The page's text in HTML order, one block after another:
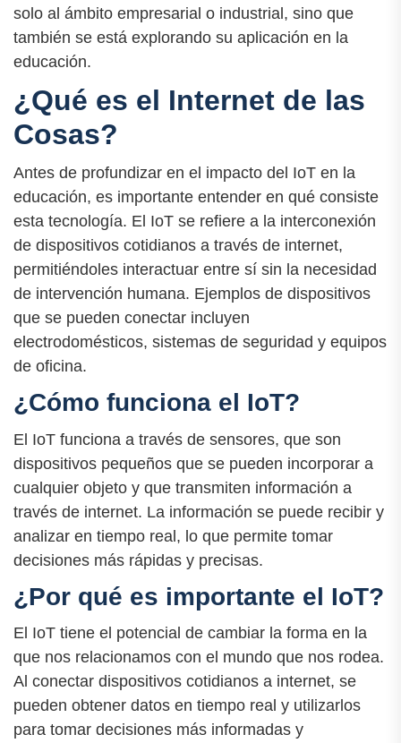
solo al ámbito empresarial o industrial, sino que
también se está explorando su aplicación en la
educación.
¿Qué es el Internet de las
Cosas?
Antes de profundizar en el impacto del IoT en la
educación, es importante entender en qué consiste
esta tecnología. El IoT se refiere a la interconexión
de dispositivos cotidianos a través de internet,
permitiéndoles interactuar entre sí sin la necesidad
de intervención humana. Ejemplos de dispositivos
que se pueden conectar incluyen
electrodomésticos, sistemas de seguridad y equipos
de oficina.
¿Cómo funciona el IoT?
El IoT funciona a través de sensores, que son
dispositivos pequeños que se pueden incorporar a
cualquier objeto y que transmiten información a
través de internet. La información se puede recibir y
analizar en tiempo real, lo que permite tomar
decisiones más rápidas y precisas.
¿Por qué es importante el IoT?
El IoT tiene el potencial de cambiar la forma en la
que nos relacionamos con el mundo que nos rodea.
Al conectar dispositivos cotidianos a internet, se
pueden obtener datos en tiempo real y utilizarlos
para tomar decisiones más informadas y